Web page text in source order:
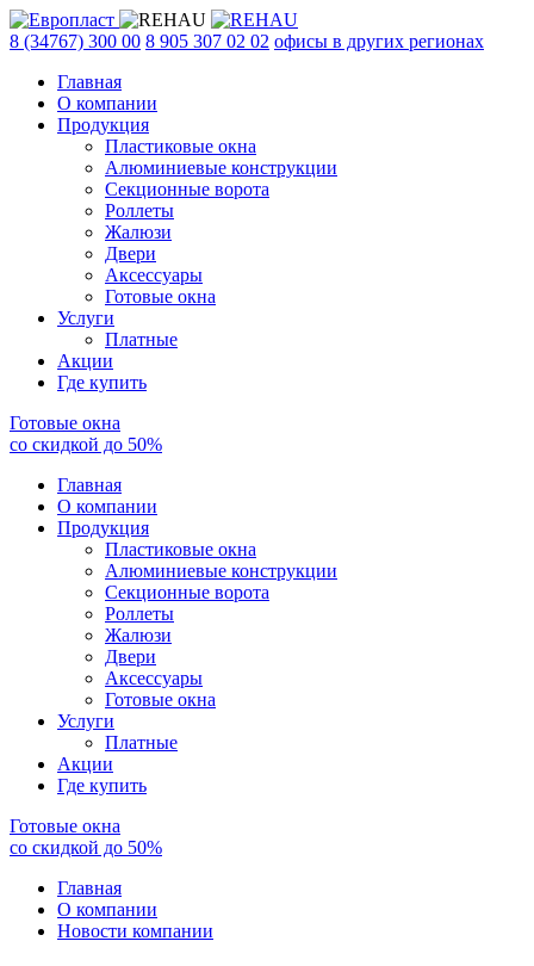
8 (34767) 300 00 8 905 307 02 02 офисы в других регионах
Главная
О компании
Продукция
Пластиковые окна
Алюминиевые конструкции
Секционные ворота
Роллеты
Жалюзи
Двери
Аксессуары
Готовые окна
Услуги
Платные
Акции
Где купить
Готовые окна
со скидкой до 50%
Главная
О компании
Продукция
Пластиковые окна
Алюминиевые конструкции
Секционные ворота
Роллеты
Жалюзи
Двери
Аксессуары
Готовые окна
Услуги
Платные
Акции
Где купить
Готовые окна
со скидкой до 50%
Главная
О компании
Новости компании